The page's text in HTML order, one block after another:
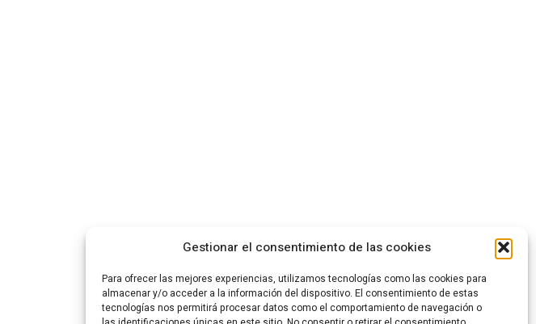
Gestionar el consentimiento de las cookies
Para ofrecer las mejores experiencias, utilizamos tecnologías como las cookies para
almacenar y/o acceder a la información del dispositivo. El consentimiento de estas
tecnologías nos permitirá procesar datos como el comportamiento de navegación o